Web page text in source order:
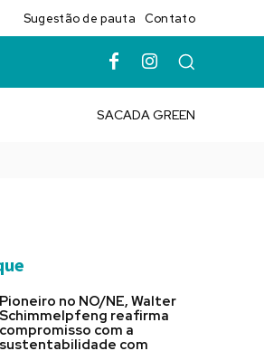
Sugestão de pauta Contato
SACADA GREEN
Pioneiro no NO/NE, Walter
Schimmelpfeng reafirma
compromisso com a
sustentabilidade com